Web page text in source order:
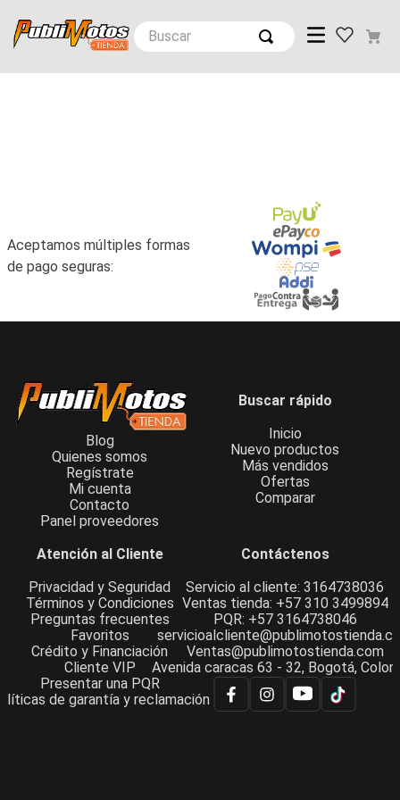
Buscar
Aceptamos múltiples formas
de pago seguras:
Blog
Quienes somos
Regístrate
Mi cuenta
Contacto
Panel proveedores
Buscar rápido
Inicio
Nuevo productos
Más vendidos
Ofertas
Comparar
Atención al Cliente
Privacidad y Seguridad
Términos y Condiciones
Preguntas frecuentes
Favoritos
Crédito y Financiación
Cliente VIP
Presentar una PQR
de garantía y reclamación
Contáctenos
Servicio al cliente: 3164738036
Ventas tienda: +57 310 3499894
PQR: +57 3164738046
Ventas@publimotostienda.com
Avenida caracas 63 - 32, Bogotá,